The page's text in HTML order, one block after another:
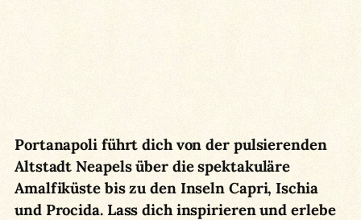
Portanapoli führt dich von der pulsierenden
Altstadt Neapels über die spektakuläre
Amalfiküste bis zu den Inseln Capri, Ischia
und Procida. Lass dich inspirieren und erlebe